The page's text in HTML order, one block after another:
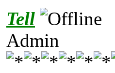
Tell
Admin